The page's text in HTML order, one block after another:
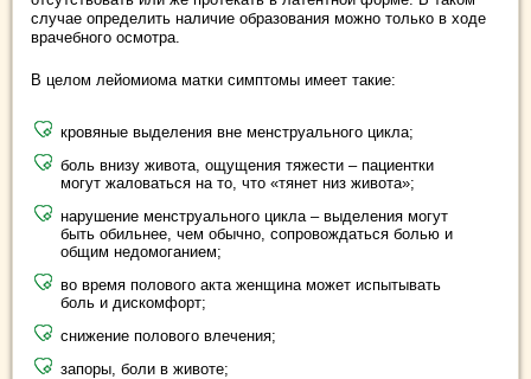
случае определить наличие образования можно только в ходе
врачебного осмотра.
В целом лейомиома матки симптомы имеет такие:
кровяные выделения вне менструального цикла;
боль внизу живота, ощущения тяжести – пациентки
могут жаловаться на то, что «тянет низ живота»;
нарушение менструального цикла – выделения могут
быть обильнее, чем обычно, сопровождаться болью и
общим недомоганием;
во время полового акта женщина может испытывать
боль и дискомфорт;
снижение полового влечения;
запоры, боли в животе;